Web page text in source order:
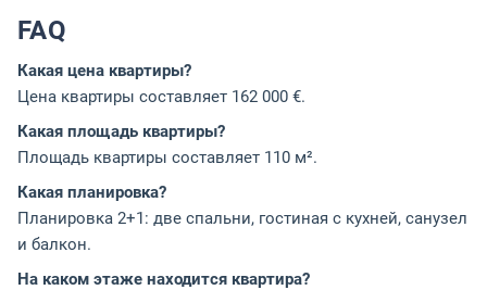
FAQ
Какая цена квартиры?
Цена квартиры составляет 162 000 €.
Какая площадь квартиры?
Площадь квартиры составляет 110 м².
Какая планировка?
Планировка 2+1: две спальни, гостиная с кухней, санузел
и балкон.
На каком этаже находится квартира?